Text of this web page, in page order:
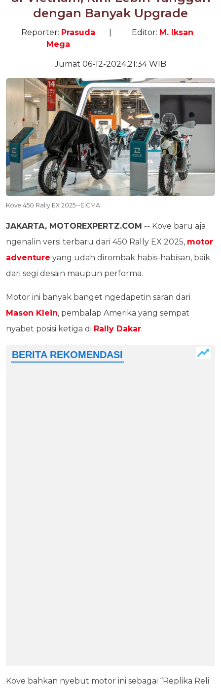
dengan Banyak Upgrade
Reporter: Prasuda
Mega
Editor: M. Iksan
Jumat 06-12-2024,21:34 WIB
Kove 450 Rally EX 2025--EICMA
JAKARTA, MOTOREXPERTZ.COM -- Kove baru aja
ngenalin versi terbaru dari 450 Rally EX 2025, motor
adventure yang udah dirombak habis-habisan, baik
dari segi desain maupun performa.
Motor ini banyak banget ngedapetin saran dari
Mason Klein, pembalap Amerika yang sempat
nyabet posisi ketiga di Rally Dakar.
Kove bahkan nyebut motor ini sebagai “Replika Reli